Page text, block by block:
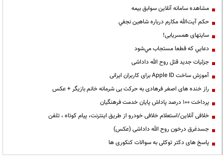
مشاهده سامانه آنلاين سوابق بیمه
حكم آيت‌الله مكارم درباره شاهين نجفي
سایتهای همسریابی!
دعايي كه قطعا مستجاب مي‌شود
جزئیات جدید قتل روح الله داداشی
آموزش ساخت Apple ID برای کاربران ایرانی
راز خنده های اصغر فرهادی به حرکت بی شرمانه خانم بازیگر + عکس
پرداخت ۱۰۰ درصد پاداش پایان خدمت فرهنگیان
خلافی آنلاین/استعلام خلافی خودرو از طریق اینترنت، پیام کوتاه ، تلفن
جسدغرق درخون روح الله داداشی (عکس)
پاسخ های دکتر توکلی به سوالات کنکوری ها